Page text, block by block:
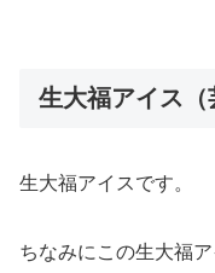
生大福アイス（
生大福アイスです。
ちなみにこの生大福